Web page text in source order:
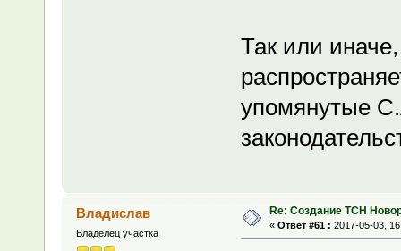
Так или
упомянутые
Владислав
Владелец участка
Re: Создание ТСН
« Ответ #61 : 2017-05-03,